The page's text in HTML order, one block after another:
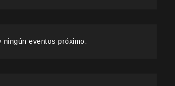
ningún eventos próximo.